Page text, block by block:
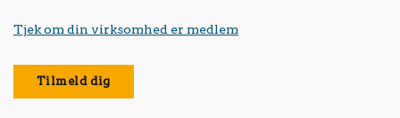
Tjek om din virksomhed er medlem
Tilmeld dig